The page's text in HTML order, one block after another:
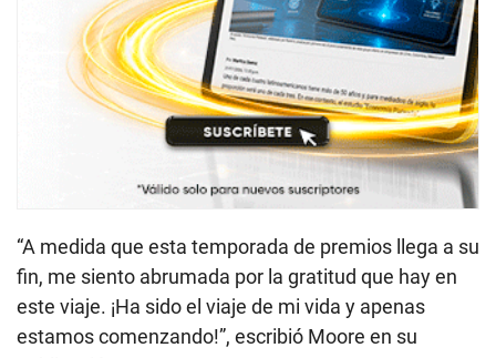
“A medida que esta temporada de premios llega a su
fin, me siento abrumada por la gratitud que hay en
este viaje. ¡Ha sido el viaje de mi vida y apenas
estamos comenzando!”, escribió Moore en su